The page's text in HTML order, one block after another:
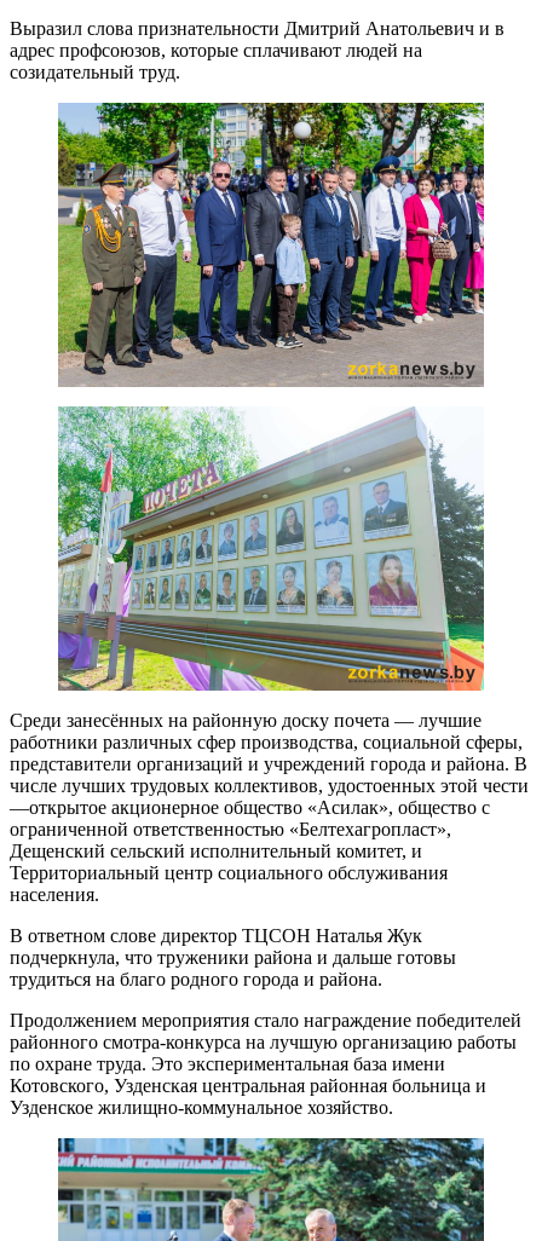
Выразил слова признательности Дмитрий Анатольевич и в
адрес профсоюзов, которые сплачивают людей на
созидательный труд.
Среди занесённых на районную доску почета — лучшие
работники различных сфер производства, социальной сферы,
представители организаций и учреждений города и района. В
числе лучших трудовых коллективов, удостоенных этой чести
—открытое акционерное общество «Асилак», общество с
ограниченной ответственностью «Белтехагропласт»,
Дещенский сельский исполнительный комитет, и
Территориальный центр социального обслуживания
населения.
В ответном слове директор ТЦСОН Наталья Жук
подчеркнула, что труженики района и дальше готовы
трудиться на благо родного города и района.
Продолжением мероприятия стало награждение победителей
районного смотра-конкурса на лучшую организацию работы
по охране труда. Это экспериментальная база имени
Котовского, Узденская центральная районная больница и
Узденское жилищно-коммунальное хозяйство.